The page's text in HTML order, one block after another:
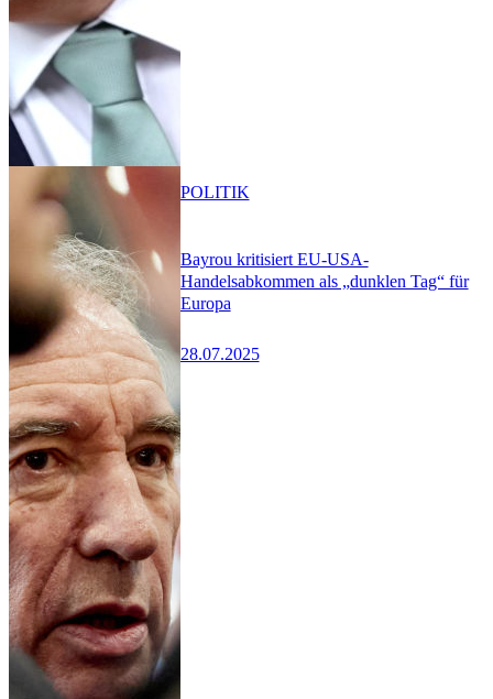
Bayrou kritisiert EU-USA-
Handelsabkommen als „dunklen Tag“ für
Europa
28.07.2025
POLITIK